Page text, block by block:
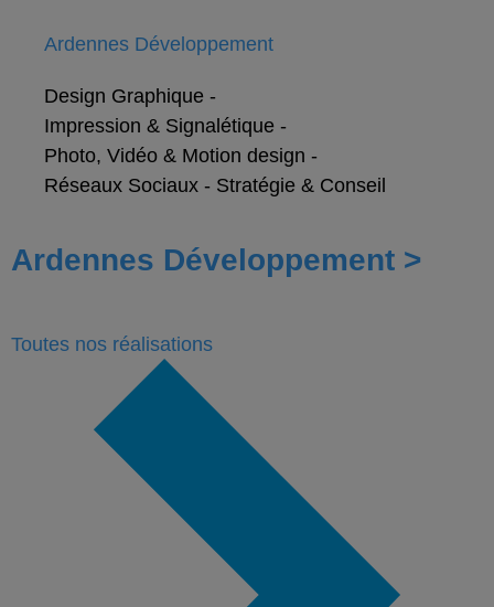
Ardennes Développement
Design Graphique -
Impression & Signalétique -
Photo, Vidéo & Motion design -
Réseaux Sociaux - Stratégie & Conseil
Ardennes Développement >
Toutes nos réalisations